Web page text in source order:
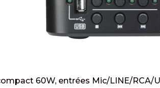
60W, entrées Mic/LINE/RCA/